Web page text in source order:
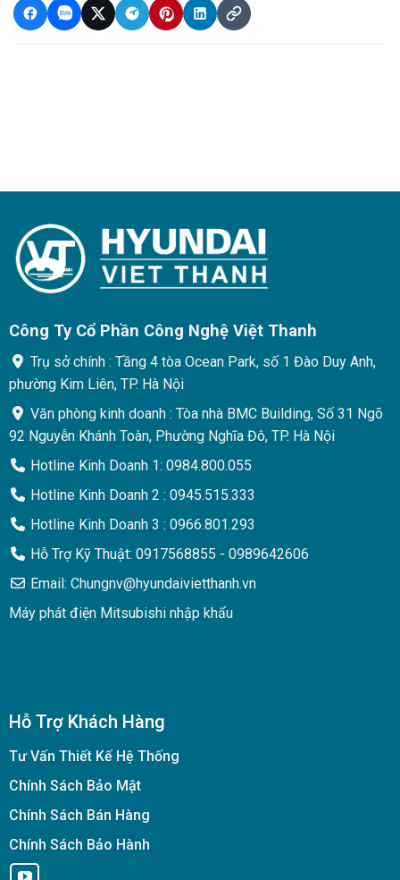
Công Ty Cổ Phần Công Nghệ Việt Thanh
Trụ sở chính : Tầng 4 tòa Ocean Park, số 1 Đào Duy Anh,
phường Kim Liên, TP. Hà Nội
Văn phòng kinh doanh : Tòa nhà BMC Building, Số 31 Ngõ
92 Nguyễn Khánh Toàn, Phường Nghĩa Đô, TP. Hà Nội
Hotline Kinh Doanh 1: 0984.800.055
Hotline Kinh Doanh 2 : 0945.515.333
Hotline Kinh Doanh 3 : 0966.801.293
Hỗ Trợ Kỹ Thuật: 0917568855 - 0989642606
Email: Chungnv@hyundaivietthanh.vn
Máy phát điện Mitsubishi nhập khẩu
Hỗ Trợ Khách Hàng
Tư Vấn Thiết Kế Hệ Thống
Chính Sách Bảo Mật
Chính Sách Bán Hàng
Chính Sách Bảo Hành